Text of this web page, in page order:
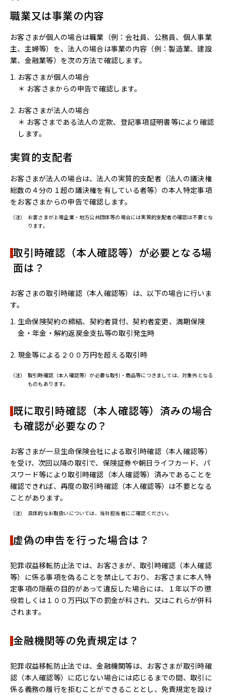
職業又は事業の内容
お客さまが個人の場合は職業（例：会社員、公務員、個人事業
主、主婦等）を、法人の場合は事業の内容（例：製造業、建設
業、金融業等）を次の方法で確認します。
お客さまが個人の場合
＊ お客さまからの申告で確認します。
お客さまが法人の場合
＊ お客さまである法人の定款、登記事項証明書等により確認
します。
実質的支配者
お客さまが法人の場合は、法人の実質的支配者（法人の議決権
総数の４分の１超の議決権を有している者等）の本人特定事項
をお客さまからの申告で確認します。
（注）
お客さまが上場企業・地方公共団体等の場合には実質的支配者の確認は不要とな
ります。
取引時確認（本人確認等）が必要となる場
面は？
お客さまの取引時確認（本人確認等）は、以下の場合に行いま
す。
生命保険契約の締結、契約者貸付、契約者変更、満期保険
金・年金・解約返戻金支払等の取引発生時
現金等による２００万円を超える取引時
（注）
取引時確認（本人確認等）が必要な取引・商品等につきましては、対象外となる
ものもあります。
既に取引時確認（本人確認等）済みの場合
も確認が必要なの？
お客さまが一旦生命保険会社による取引時確認（本人確認等）
を受け、次回以降の取引で、保険証券や朝日ライフカード、パ
スワード等により取引時確認（本人確認等）済みであることを
確認できれば、再度の取引時確認（本人確認等）は不要となる
ことがあります。
（注） 具体的なお取扱いについては、当社担当者にご確認ください。
虚偽の申告を行った場合は？
犯罪収益移転防止法では、お客さまが、取引時確認（本人確認
等）に係る事項を偽ることを禁止しており、お客さまに本人特
定事項の隠蔽の目的があって違反した場合には、１年以下の懲
役若しくは１００万円以下の罰金が科され、又はこれらが併科
されます。
金融機関等の免責規定は？
犯罪収益移転防止法では、金融機関等は、お客さまが取引時確
認（本人確認等）に応じない場合には応じるまでの間、取引に
係る義務の履行を拒むことができることとし、免責規定を設け